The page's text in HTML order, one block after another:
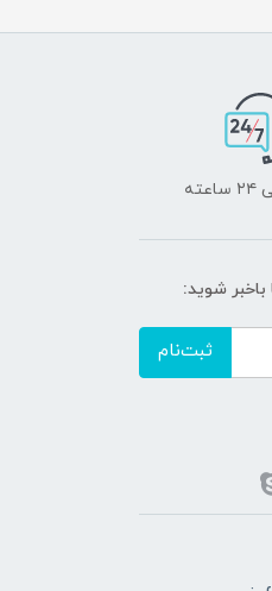
شوید:
ثبت‌نام